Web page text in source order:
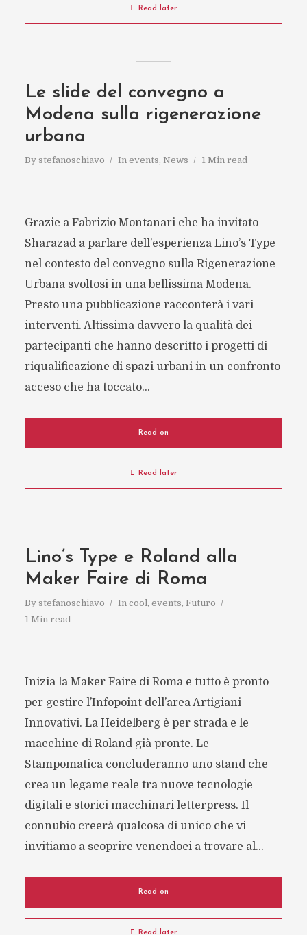
Read later
Le slide del convegno a
Modena sulla rigenerazione
urbana
By stefanoschiavo In events, News 1 Min read
Grazie a Fabrizio Montanari che ha invitato
Sharazad a parlare dell’esperienza Lino’s Type
nel contesto del convegno sulla Rigenerazione
Urbana svoltosi in una bellissima Modena.
Presto una pubblicazione racconterà i vari
interventi. Altissima davvero la qualità dei
partecipanti che hanno descritto i progetti di
riqualificazione di spazi urbani in un confronto
acceso che ha toccato...
Read on
Read later
Lino’s Type e Roland alla
Maker Faire di Roma
By stefanoschiavo In cool, events, Futuro
1 Min read
Inizia la Maker Faire di Roma e tutto è pronto
per gestire l’Infopoint dell’area Artigiani
Innovativi. La Heidelberg è per strada e le
macchine di Roland già pronte. Le
Stampomatica concluderanno uno stand che
crea un legame reale tra nuove tecnologie
digitali e storici macchinari letterpress. Il
connubio creerà qualcosa di unico che vi
invitiamo a scoprire venendoci a trovare al...
Read on
Read later